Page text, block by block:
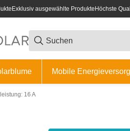
Exklusiv ausgewählte Produkte Höchste
Mobile
16 A